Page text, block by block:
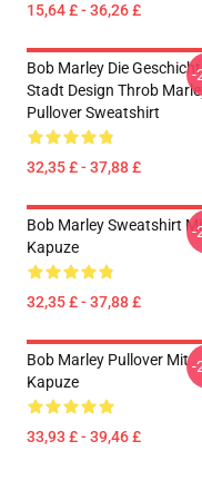
15,64 £ - 36,26 £
Bob Marley Die
Stadt Design Throb Marley
Pullover Sweatshirt
32,35 £ - 37,88 £
-
Bob Marley Sweatshirt
Kapuze
32,35 £ - 37,88 £
-
Bob Marley Pullover Mit
Kapuze
33,93 £ - 39,46 £
-